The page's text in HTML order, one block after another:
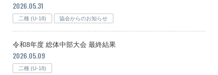
2026.05.31
二種 (U-18) 協会からのお知らせ
令和8年度 総体中部大会 最終結果
2026.05.09
二種 (U-18)